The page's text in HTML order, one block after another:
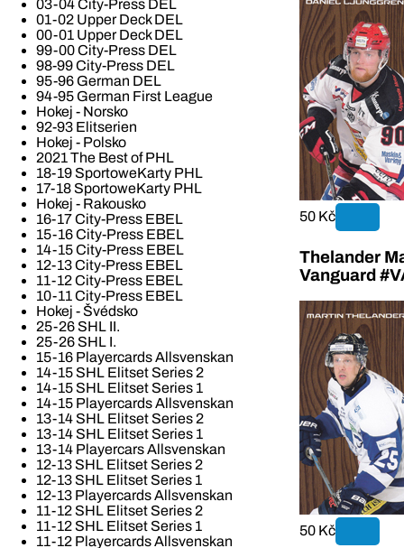
03-04 City-Press DEL
01-02 Upper Deck DEL
00-01 Upper Deck DEL
99-00 City-Press DEL
98-99 City-Press DEL
95-96 German DEL
94-95 German First League
Hokej - Norsko
92-93 Elitserien
Hokej - Polsko
2021 The Best of PHL
18-19 SportoweKarty PHL
17-18 SportoweKarty PHL
Hokej - Rakousko
16-17 City-Press EBEL
15-16 City-Press EBEL
14-15 City-Press EBEL
12-13 City-Press EBEL
11-12 City-Press EBEL
10-11 City-Press EBEL
Hokej - Švédsko
25-26 SHL II.
25-26 SHL I.
15-16 Playercards Allsvenskan
14-15 SHL Elitset Series 2
14-15 SHL Elitset Series 1
14-15 Playercards Allsvenskan
13-14 SHL Elitset Series 2
13-14 SHL Elitset Series 1
13-14 Playercars Allsvenskan
12-13 SHL Elitset Series 2
12-13 SHL Elitset Series 1
12-13 Playercards Allsvenskan
11-12 SHL Elitset Series 2
11-12 SHL Elitset Series 1
11-12 Playercards Allsvenskan
50 Kč
Thelander
Vanguard
50 Kč